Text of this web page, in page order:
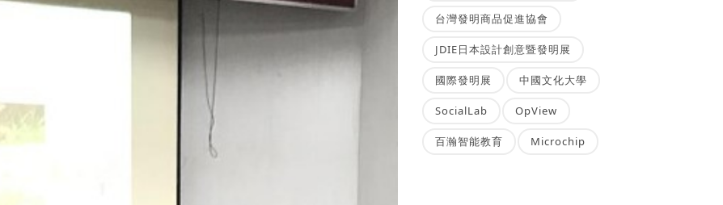
台灣發明商品促進協會
JDIE日本設計創意暨發明展
國際發明展 中國文化大學
SocialLab OpView
百瀚智能教育 Microchip